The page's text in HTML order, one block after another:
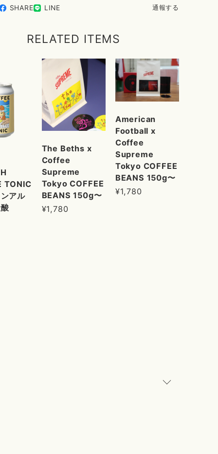
SHARE LINE 通報する
RELATED ITEMS
TONIC
アル
The Beths x
Coffee
Supreme
Tokyo COFFEE
BEANS 150g〜
¥1,780
American
Football x
Coffee
Supreme
Tokyo COFFEE
BEANS 150g〜
¥1,780